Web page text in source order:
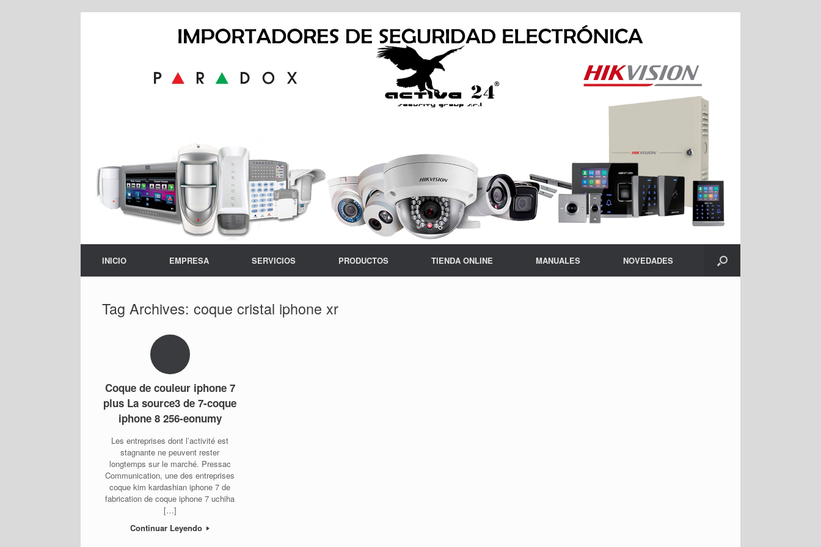
INICIO EMPRESA SERVICIOS PRODUCTOS TIENDA ONLINE MANUALES NOVEDADES
Tag Archives: coque cristal iphone xr
Coque de couleur iphone 7
plus La source3 de 7-coque
iphone 8 256-eonumy
Les entreprises dont l’activité est
stagnante ne peuvent rester
longtemps sur le marché. Pressac
Communication, une des entreprises
coque kim kardashian iphone 7 de
fabrication de coque iphone 7 uchiha
[…]
Continuar Leyendo